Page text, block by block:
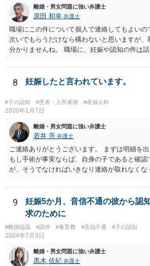
離婚・男女問題に強い弁護士
原田 和幸 弁護士
職場にこの件について個人で連絡してもよいの
次いでもらうだけなら構わないと思いますが
分かりませんね。 職場に、妊娠や認知の件は
難しいと思われれば、弁護士に入ってもらう
い。 一度、お近くの弁護士に相談されてみても
8 妊娠したと言われています。
#子の認知 #患者・入所者側 #産婦人科
2020年1月7日
離婚・男女問題に強い弁護士
若井 亮 弁護士
ご連絡ありがとうございます。 まずは明細を出
もし手術が事実ならば、自身の子であると確認
が、そうでなければいきなり連絡が取れなく
してはいかがでしょうか。 代理人となる場合
ちまちです。 弊所の場合、交渉をお受けする
多いかと思います。
9
妊娠5か月、音信不通の彼から認
求のために
#離婚協議 #調停 #養育費 #音信不通 #子の認知
2024年7月3日
離婚・男女問題に強い弁護士
黒木 佐紀 弁護士